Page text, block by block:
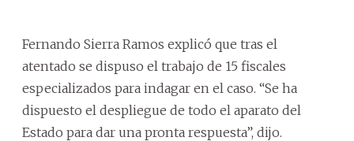
Fernando Sierra Ramos explicó que tras el
atentado se dispuso el trabajo de 15 fiscales
especializados para indagar en el caso. “Se ha
dispuesto el despliegue de todo el aparato del
Estado para dar una pronta respuesta”, dijo.